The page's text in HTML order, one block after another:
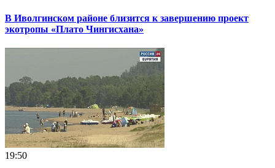
В Иволгинском районе близится к завершению проект
экотропы «Плато Чингисхана»
19:50